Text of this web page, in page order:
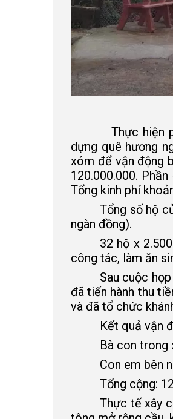
Thực hiện
dựng quê hương
xóm để vận động
120.000.000.
Tổng kinh phí
Tổng số hộ
ngàn đồng).
32 hộ x
công tác, làm ăn
Sau cuộc
đã tiến hành thu
và đã tổ chức
Kết quả vận
Bà con trong
Con em bên
Tổng cộng:
Thực tế xây